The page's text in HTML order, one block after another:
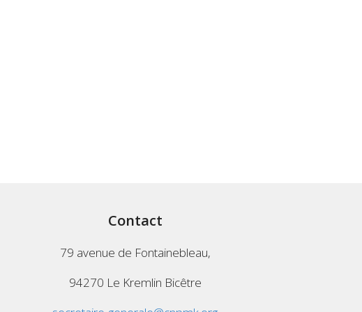
Contact
79 avenue de Fontainebleau,
94270 Le Kremlin Bicêtre